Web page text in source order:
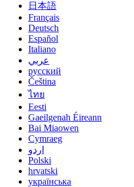
日本語
Français
Deutsch
Español
Italiano
عربي
русский
Čeština
ไทย
Eesti
Gaeilgenah Éireann
Bai Miaowen
Cymraeg
اردو
Polski
hrvatski
українська